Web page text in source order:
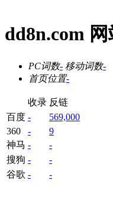
dd8n.com
PC词数- 移动词数-
首页位置-
收录 反链
百度 -
569,000
360
-
9
神马 -
-
搜狗 -
-
谷歌 - -